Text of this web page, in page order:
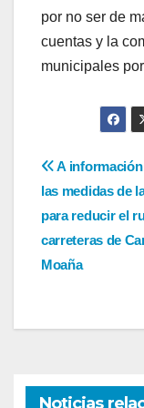
por no ser de
cuentas y la
municipales
de
A
las medidas de
para reducir el
carreteras de
Moaña
Noticias